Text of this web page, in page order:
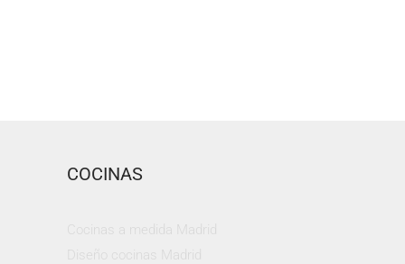
COCINAS